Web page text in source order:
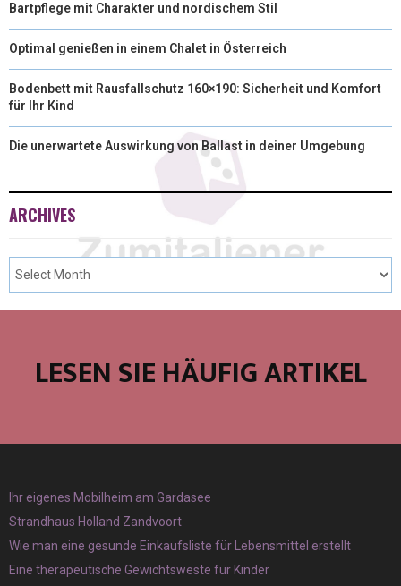
Bartpflege mit Charakter und nordischem Stil
Optimal genießen in einem Chalet in Österreich
Bodenbett mit Rausfallschutz 160×190: Sicherheit und Komfort
für Ihr Kind
Die unerwartete Auswirkung von Ballast in deiner Umgebung
ARCHIVES
LESEN SIE HÄUFIG ARTIKEL
Ihr eigenes Mobilheim am Gardasee
Strandhaus Holland Zandvoort
Wie man eine gesunde Einkaufsliste für Lebensmittel erstellt
Eine therapeutische Gewichtsweste für Kinder